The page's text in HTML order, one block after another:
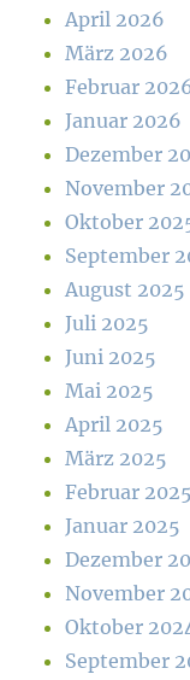
April 2026
März 2026
Februar
Januar 2026
Dezember
November
Oktober
September
August 2025
Juli 2025
Juni 2025
Mai 2025
April 2025
März 2025
Februar 2025
Januar 2025
Dezember
November
Oktober
September